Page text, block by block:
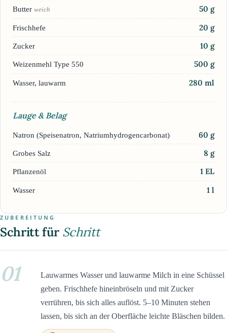
Butter weich 50 g
Frischhefe 20 g
Zucker 10 g
Weizenmehl Type 550 500 g
Wasser, lauwarm 280 ml
Lauge & Belag
Natron (Speisenatron, Natriumhydrogencarbonat) 60 g
Grobes Salz 8 g
Pflanzenöl 1 EL
Wasser 1 l
ZUBEREITUNG
Schritt für Schritt
01
Lauwarmes Wasser und lauwarme Milch in eine Schüssel
geben. Frischhefe hineinbröseln und mit Zucker
verrühren, bis sich alles auflöst. 5–10 Minuten stehen
lassen, bis sich an der Oberfläche leichte Bläschen bilden.